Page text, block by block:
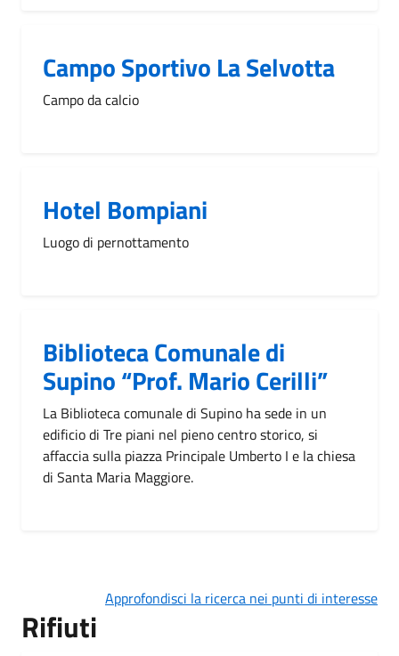
Campo Sportivo La Selvotta
Campo da calcio
Hotel Bompiani
Luogo di pernottamento
Biblioteca Comunale di
Supino “Prof. Mario Cerilli”
La Biblioteca comunale di Supino ha sede in un
edificio di Tre piani nel pieno centro storico, si
affaccia sulla piazza Principale Umberto I e la chiesa
di Santa Maria Maggiore.
Approfondisci la ricerca nei punti di interesse
Rifiuti